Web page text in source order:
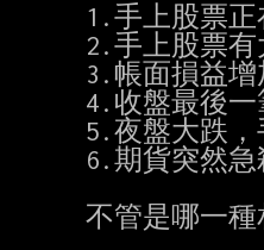
1.手上股票
2.手上股票有
3.帳面損益增
4.收盤最後一
5.夜盤大跌，
6.期貨突然
不管是哪一種